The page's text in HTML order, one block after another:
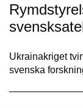
Ukrainakriget
svenska